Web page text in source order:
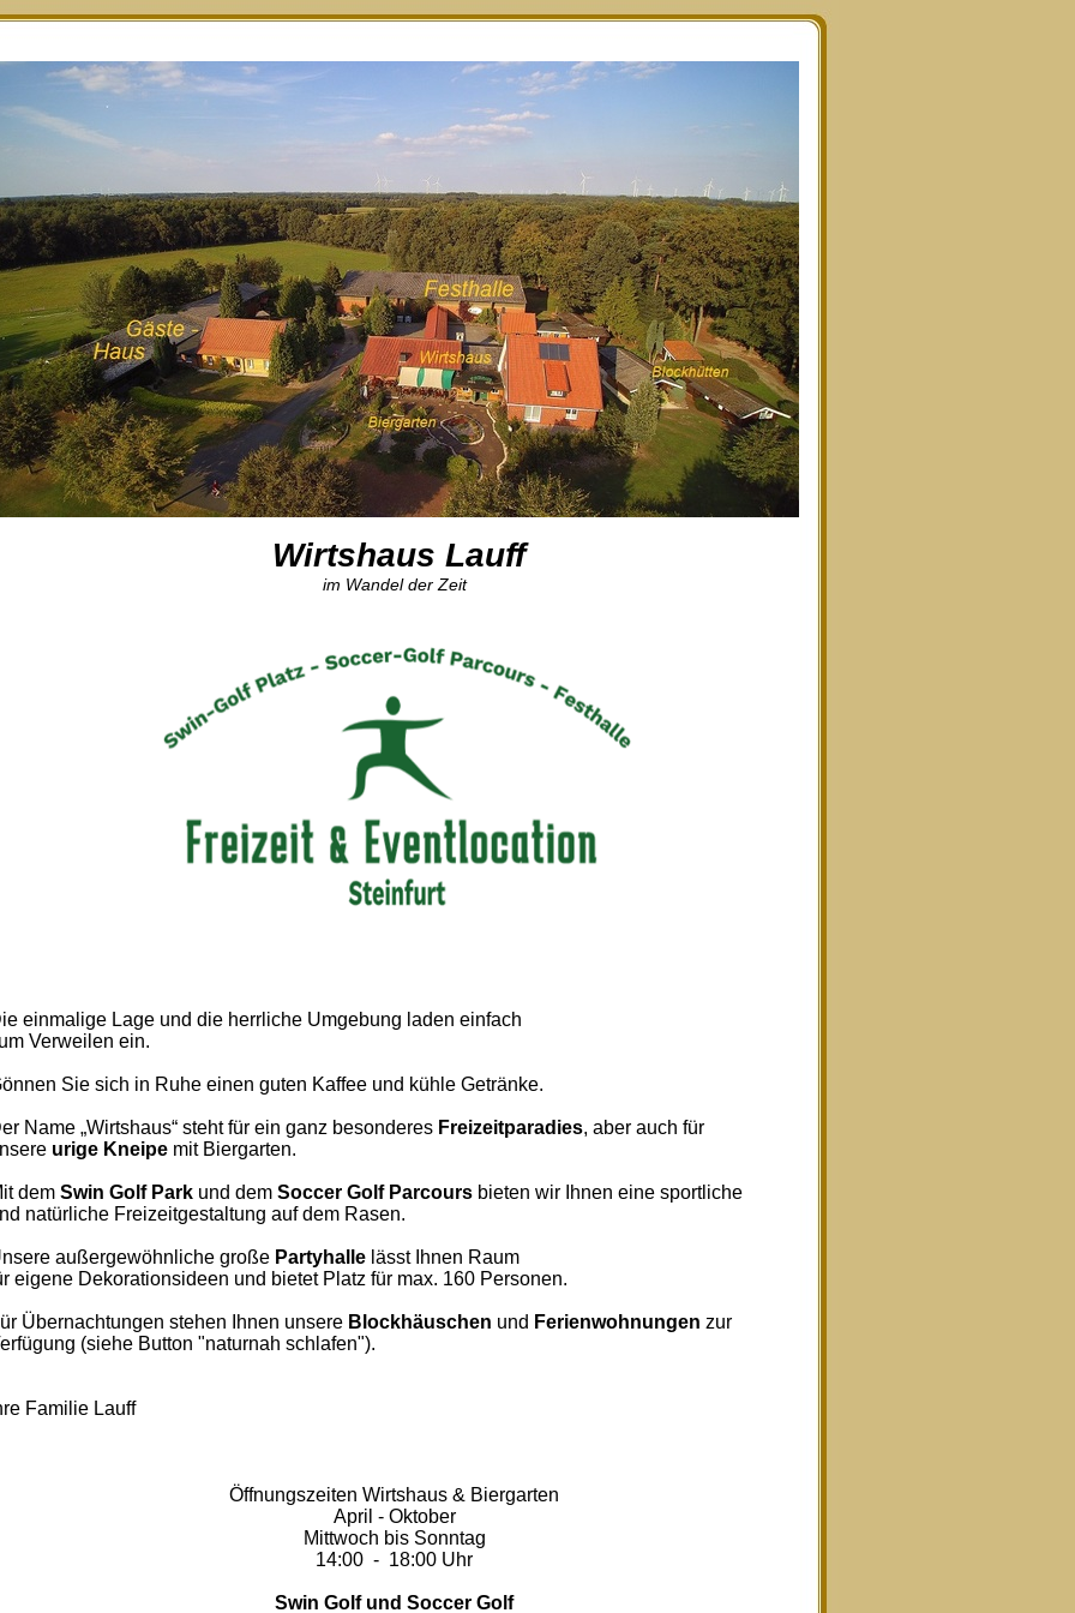
Wirtshaus Lauff
im Wandel der Zeit
einmalige Lage und die herrliche Umgebung laden einfach
Verweilen ein.
Sie sich in Ruhe einen guten Kaffee und kühle Getränke.
Name „Wirtshaus“ steht für ein ganz besonderes Freizeitparadies, aber auch für
urige Kneipe mit Biergarten.
dem Swin Golf Park und dem Soccer Golf Parcours bieten wir Ihnen eine sportliche
natürliche Freizeitgestaltung auf dem Rasen.
außergewöhnliche große Partyhalle lässt Ihnen Raum
eigene Dekorationsideen und bietet Platz für max. 160 Personen.
Übernachtungen stehen Ihnen unsere Blockhäuschen und Ferienwohnungen zur
(siehe Button "naturnah schlafen").
Familie Lauff
Öffnungszeiten Wirtshaus & Biergarten
April - Oktober
Mittwoch bis Sonntag
14:00 - 18:00 Uhr
Swin Golf und Soccer Golf